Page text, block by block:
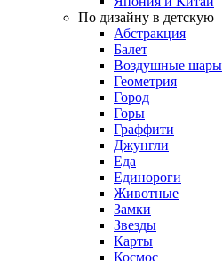
По дизайну в детскую
Абстракция
Балет
Воздушные шары
Геометрия
Город
Горы
Граффити
Джунгли
Еда
Единороги
Животные
Замки
Звезды
Карты
Космос